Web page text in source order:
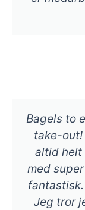
Bagels to
take-out!
altid helt
med
Jeg tror